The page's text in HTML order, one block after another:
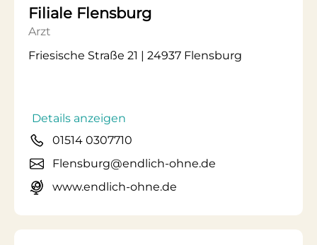
Filiale Flensburg
Arzt
Friesische Straße 21 | 24937 Flensburg
Details anzeigen
01514 0307710
Flensburg@endlich-ohne.de
www.endlich-ohne.de